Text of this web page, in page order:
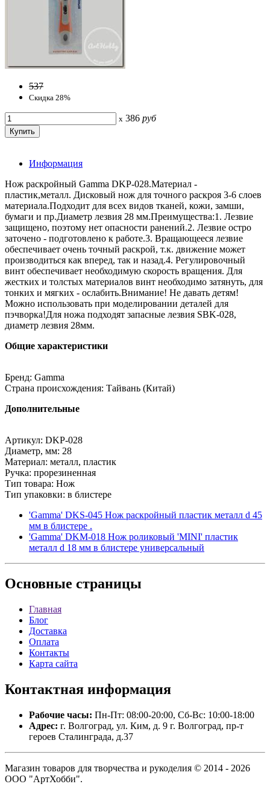
537
Скидка 28%
x 386 руб
Информация
Нож раскройный Gamma DKP-028.Материал -
пластик,металл. Дисковый нож для точного раскроя 3-6 слоев
материала.Подходит для всех видов тканей, кожи, замши,
бумаги и пр.Диаметр лезвия 28 мм.Преимущества:1. Лезвие
защищено, поэтому нет опасности ранений.2. Лезвие остро
заточено - подготовлено к работе.3. Вращающееся лезвие
обеспечивает очень точный раскрой, т.к. движение может
производиться как вперед, так и назад.4. Регулировочный
винт обеспечивает необходимую скорость вращения. Для
жестких и толстых материалов винт необходимо затянуть, для
тонких и мягких - ослабить.Внимание! Не давать детям!
Можно использовать при моделировании деталей для
пэчворка!Для ножа подходят запасные лезвия SBK-028,
диаметр лезвия 28мм.
Общие характеристики
Бренд: Gamma
Страна происхождения: Тайвань (Китай)
Дополнительные
Артикул: DKP-028
Диаметр, мм: 28
Материал: металл, пластик
Ручка: прорезиненная
Тип товара: Нож
Тип упаковки: в блистере
'Gamma' DKS-045 Нож раскройный пластик металл d 45
мм в блистере .
'Gamma' DKM-018 Нож роликовый 'MINI' пластик
металл d 18 мм в блистере универсальный
Основные страницы
Главная
Блог
Доставка
Оплата
Контакты
Карта сайта
Контактная информация
Рабочие часы: Пн-Пт: 08:00-20:00, Сб-Вс: 10:00-18:00
Адрес: г. Волгоград, ул. Ким, д. 9 г. Волгоград, пр-т
героев Сталинграда, д.37
Магазин товаров для творчества и рукоделия © 2014 - 2026
ООО "АртХобби".